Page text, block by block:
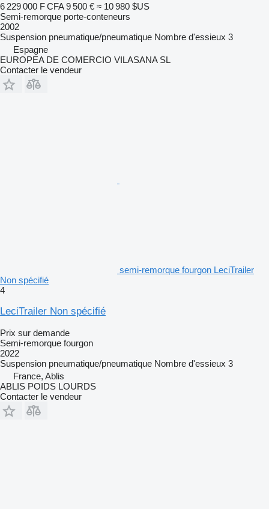
6 229 000 F CFA 9 500 € ≈ 10 980 $US
Semi-remorque porte-conteneurs
2002
Suspension pneumatique/pneumatique Nombre d'essieux 3
Espagne
EUROPEA DE COMERCIO VILASANA SL
Contacter le vendeur
semi-remorque fourgon LeciTrailer
Non spécifié
4
LeciTrailer Non spécifié
Prix sur demande
Semi-remorque fourgon
2022
Suspension pneumatique/pneumatique Nombre d'essieux 3
France, Ablis
ABLIS POIDS LOURDS
Contacter le vendeur